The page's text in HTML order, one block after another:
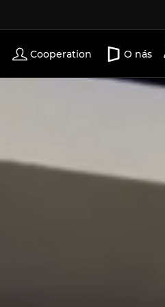
Cooperation O nás